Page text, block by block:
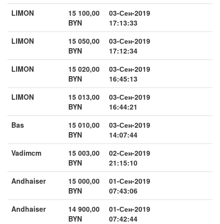
LIMON
15 100,00
BYN
03-Сен-2019
17:13:33
LIMON
15 050,00
BYN
03-Сен-2019
17:12:34
LIMON
15 020,00
BYN
03-Сен-2019
16:45:13
LIMON
15 013,00
BYN
03-Сен-2019
16:44:21
Bas
15 010,00
BYN
03-Сен-2019
14:07:44
Vadimcm
15 003,00
BYN
02-Сен-2019
21:15:10
Andhaiser
15 000,00
BYN
01-Сен-2019
07:43:06
Andhaiser
14 900,00
BYN
01-Сен-2019
07:42:44